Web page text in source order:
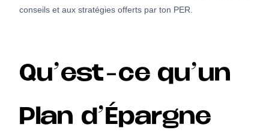
conseils et aux stratégies offerts par ton PER.
Qu’est-ce qu’un
Plan d’Épargne